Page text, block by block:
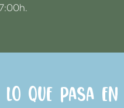
lo que pasa en